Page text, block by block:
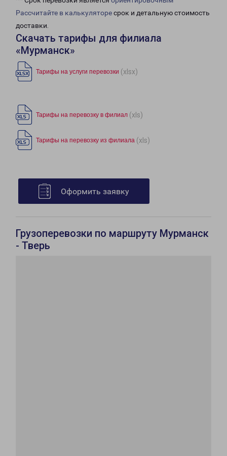
Рассчитайте в калькуляторесрок и детальную стоимость
доставки.
Скачать тарифы для филиала
«Мурманск»
Тарифы на услуги перевозки (xlsx)
Тарифы на перевозку в филиал (xls)
Тарифы на перевозку из филиала (xls)
Оформить заявку
Грузоперевозки по маршруту Мурманск
- Тверь